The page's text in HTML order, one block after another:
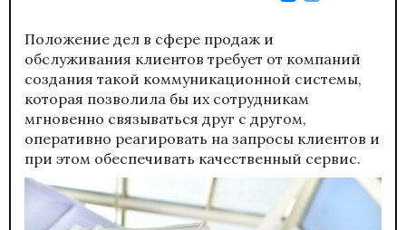
Положение дел в сфере продаж и
обслуживания клиентов требует от компаний
создания такой коммуникационной системы,
которая позволила бы их сотрудникам
мгновенно связываться друг с другом,
оперативно реагировать на запросы клиентов и
при этом обеспечивать качественный сервис.